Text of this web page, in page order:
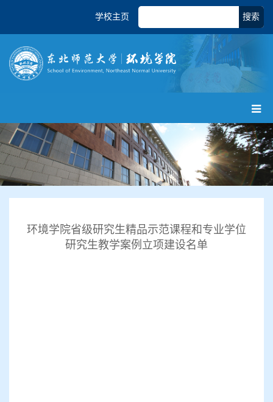
搜索
学校主页
环境学院省级研究生精品示范课程和专业学位
研究生教学案例立项建设名单